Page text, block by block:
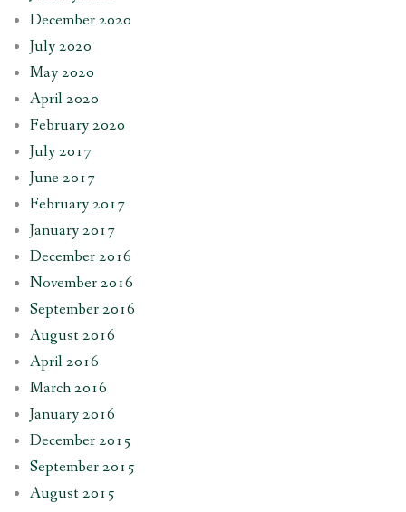
December 2020
July 2020
May 2020
April 2020
February 2020
July 2017
June 2017
February 2017
January 2017
December 2016
November 2016
September 2016
August 2016
April 2016
March 2016
January 2016
December 2015
September 2015
August 2015